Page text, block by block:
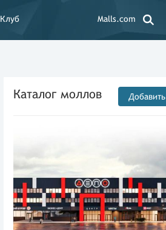
Клуб Malls.com
Каталог моллов Добавить